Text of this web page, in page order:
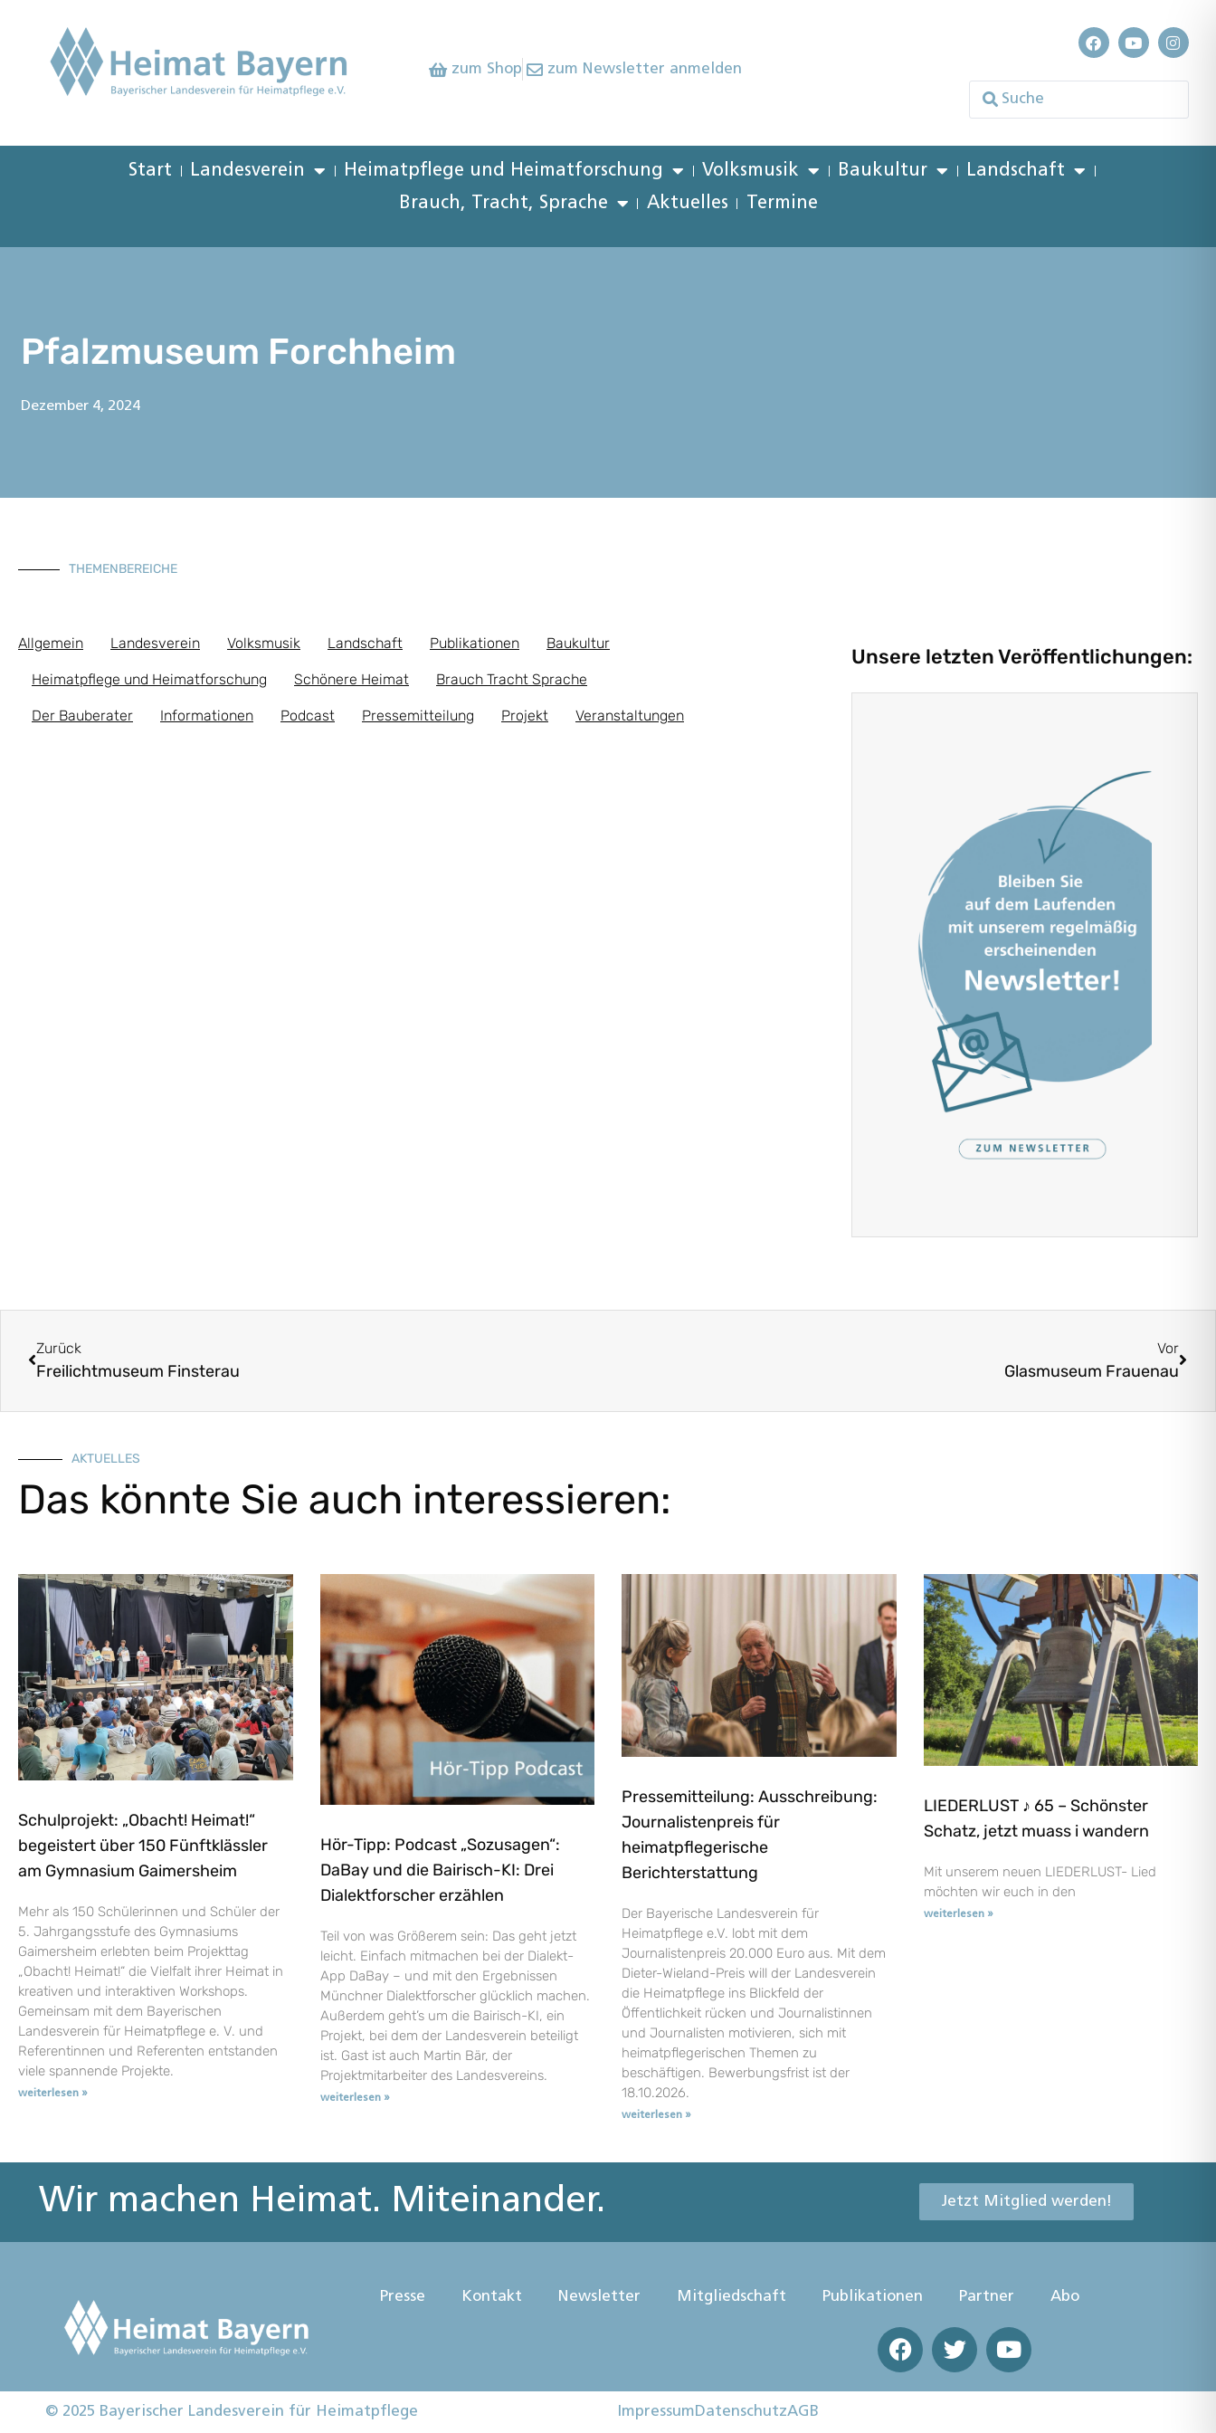
zum Shop zum Newsletter anmelden
Start Landesverein Heimatpflege und Heimatforschung Volksmusik Baukultur
Landschaft
Brauch, Tracht, Sprache
Aktuelles Termine
Pfalzmuseum Forchheim
Dezember 4, 2024
THEMENBEREICHE
Allgemein Landesverein Volksmusik Landschaft Publikationen Baukultur
Heimatpflege und Heimatforschung Schönere Heimat Brauch Tracht Sprache
Der Bauberater Informationen Podcast Pressemitteilung Projekt Veranstaltungen
Unsere letzten Veröffentlichungen:
Zurück
Freilichtmuseum Finsterau
Vor
Glasmuseum Frauenau
AKTUELLES
Das könnte Sie auch interessieren:
Schulprojekt: „Obacht! Heimat!“
begeistert über 150 Fünftklässler
am Gymnasium Gaimersheim
Mehr als 150 Schülerinnen und Schüler der
5. Jahrgangsstufe des Gymnasiums
Gaimersheim erlebten beim Projekttag
„Obacht! Heimat!“ die Vielfalt ihrer Heimat in
kreativen und interaktiven Workshops.
Gemeinsam mit dem Bayerischen
Landesverein für Heimatpflege e. V. und
Referentinnen und Referenten entstanden
viele spannende Projekte.
weiterlesen »
Hör-Tipp: Podcast „Sozusagen“:
DaBay und die Bairisch-KI: Drei
Dialektforscher erzählen
Teil von was Größerem sein: Das geht jetzt
leicht. Einfach mitmachen bei der Dialekt-
App DaBay – und mit den Ergebnissen
Münchner Dialektforscher glücklich machen.
Außerdem geht’s um die Bairisch-KI, ein
Projekt, bei dem der Landesverein beteiligt
ist. Gast ist auch Martin Bär, der
Projektmitarbeiter des Landesvereins.
weiterlesen »
Pressemitteilung: Ausschreibung:
Journalistenpreis für
heimatpflegerische
Berichterstattung
Der Bayerische Landesverein für
Heimatpflege e.V. lobt mit dem
Journalistenpreis 20.000 Euro aus. Mit dem
Dieter-Wieland-Preis will der Landesverein
die Heimatpflege ins Blickfeld der
Öffentlichkeit rücken und Journalistinnen
und Journalisten motivieren, sich mit
heimatpflegerischen Themen zu
beschäftigen. Bewerbungsfrist ist der
18.10.2026.
weiterlesen »
LIEDERLUST ♪ 65 – Schönster
Schatz, jetzt muass i wandern
Mit unserem neuen LIEDERLUST- Lied
möchten wir euch in den
weiterlesen »
Wir machen Heimat. Miteinander. Jetzt Mitglied werden!
Presse Kontakt Newsletter Mitgliedschaft Publikationen Partner Abo
© 2025 Bayerischer Landesverein für Heimatpflege ImpressumDatenschutzAGB